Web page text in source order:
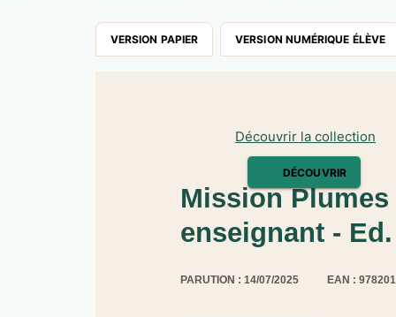
VERSION PAPIER VERSION NUMÉRIQUE ÉLÈVE
DÉCOUVRIR
Découvrir la collection
Mission
enseignant -
PARUTION : 14/07/2025 EAN :